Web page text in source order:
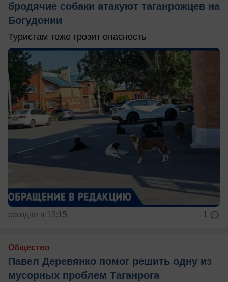
бродячие собаки атакуют таганрожцев на
Богудонии
Туристам тоже грозит опасность
сегодня в 12:15 1
Общество
Павел Деревянко помог решить одну из
мусорных проблем Таганрога